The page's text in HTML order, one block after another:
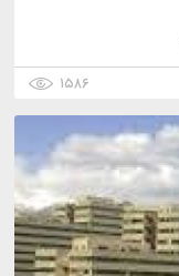
۱۵۸۶